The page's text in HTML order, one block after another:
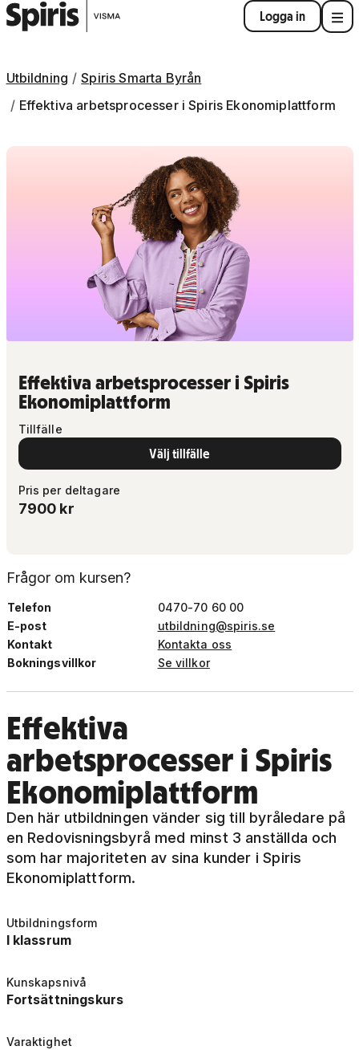
Logga in
Utbildning
Spiris Smarta Byrån
Effektiva arbetsprocesser i Spiris Ekonomiplattform
Effektiva
arbetsprocesser i Spiris
Ekonomiplattform
Den här utbildningen vänder sig till byråledare på
en Redovisningsbyrå med minst 3 anställda och
som har majoriteten av sina kunder i Spiris
Ekonomiplattform.
Utbildningsform
I klassrum
Kunskapsnivå
Fortsättningskurs
Varaktighet
Effektiva arbetsprocesser i Spiris
Ekonomiplattform
Tillfälle
Välj tillfälle
Pris per deltagare
7900 kr
Frågor om kursen?
Telefon
0470-70 60 00
E-post
utbildning@spiris.se
Kontakt
Kontakta oss
Bokningsvillkor
Se villkor